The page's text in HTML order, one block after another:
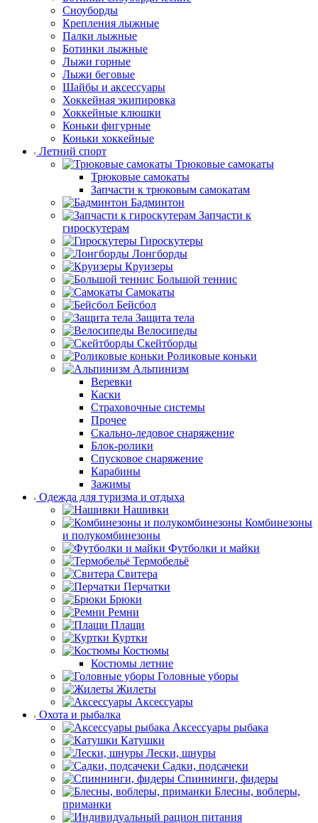
Сноуборды
Крепления лыжные
Палки лыжные
Ботинки лыжные
Лыжи горные
Лыжи беговые
Шайбы и аксессуары
Хоккейная экипировка
Хоккейные клюшки
Коньки фигурные
Коньки хоккейные
Летний спорт
Трюковые самокаты
Трюковые самокаты
Запчасти к трюковым самокатам
Бадминтон
Запчасти к
гироскутерам
Гироскутеры
Лонгборды
Круизеры
Большой теннис
Самокаты
Бейсбол
Защита тела
Велосипеды
Скейтборды
Роликовые коньки
Альпинизм
Веревки
Каски
Страховочные системы
Прочее
Скально-ледовое снаряжение
Блок-ролики
Спусковое снаряжение
Карабины
Зажимы
Одежда для туризма и отдыха
Нашивки
Комбинезоны
и полукомбинезоны
Футболки и майки
Термобельё
Свитера
Перчатки
Брюки
Ремни
Плащи
Куртки
Костюмы
Костюмы летние
Головные уборы
Жилеты
Аксессуары
Охота и рыбалка
Аксессуары рыбака
Катушки
Лески, шнуры
Садки, подсачеки
Спиннинги, фидеры
Блесны, воблеры,
приманки